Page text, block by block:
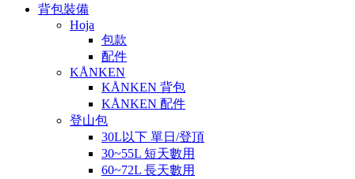
背包裝備
Hoja
包款
配件
KÅNKEN
KÅNKEN 背包
KÅNKEN 配件
登山包
30L以下 單日/登頂
30~55L 短天數用
60~72L 長天數用